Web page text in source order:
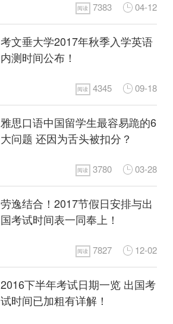
阅读 7383 04-12
考文垂大学2017年秋季入学英语
内测时间公布！
阅读 4345 09-18
雅思口语中国留学生最容易跪的6
大问题 还因为舌头被扣分？
阅读 3780 03-28
劳逸结合！2017节假日安排与出
国考试时间表一同奉上！
阅读 7827 12-02
2016下半年考试日期一览 出国考
试时间已加粗有详解！